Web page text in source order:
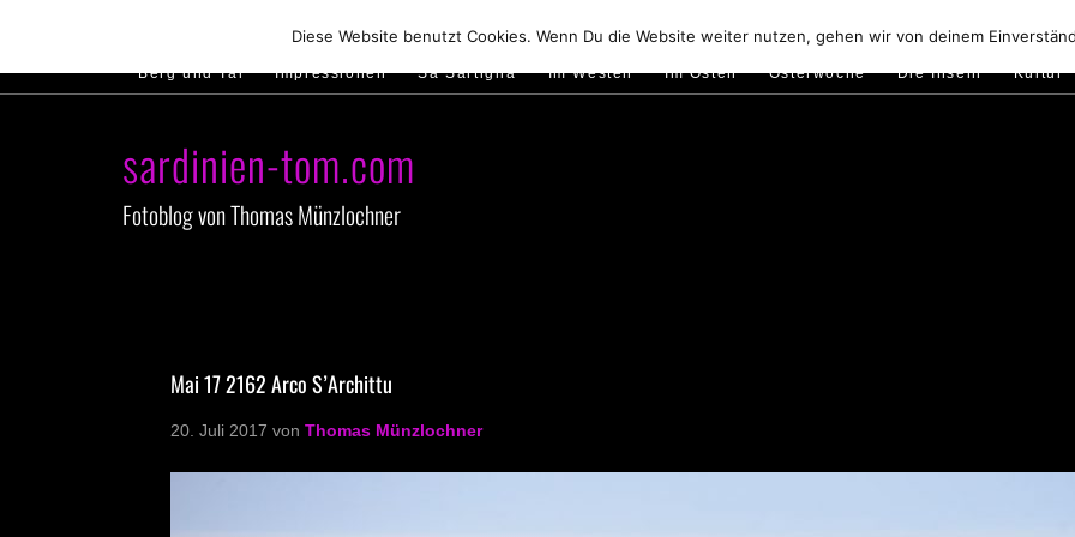
Traumstrände Feste feiern Golfo di Orosei Im Norden Im Süden Gallura Murales
Berg und Tal Impressionen Sa Sartiglia Im Westen Im Osten Osterwoche Die Inseln Kultur
sardinien-tom.com
Fotoblog von Thomas Münzlochner
Mai 17 2162 Arco S’Archittu
20. Juli 2017 von Thomas Münzlochner
Diese Website benutzt Cookies. Wenn Du die Website weiter nutzen, gehen wir von deinem